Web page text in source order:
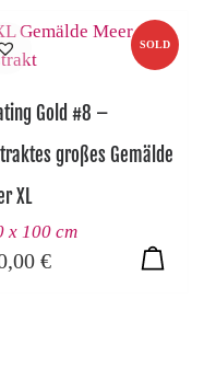
SOLD
Gold #8 –
großes Gemälde
XL
x 100 cm
€